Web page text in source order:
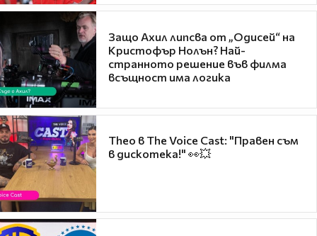
Защо Ахил липсва от „Одисей“ на
Кристофър Нолън? Най-
странното решение във филма
всъщност има логика
Theo в The Voice Cast: "Правен съм
в дискотека!" 👀💥